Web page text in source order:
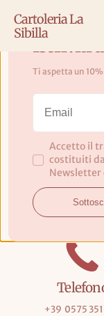
Cartoleria La
Sibilla
La tua
+39 0575
Iscriviti
Ti aspetta un
Accetto il
costituiti